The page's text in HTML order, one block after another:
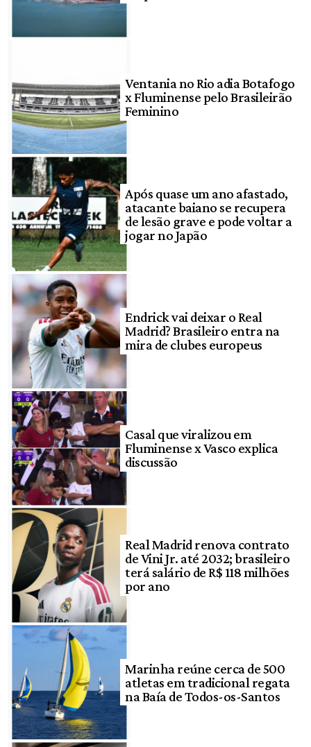
Ventania no Rio adia Botafogo
x Fluminense pelo Brasileirão
Feminino
Após quase um ano afastado,
atacante baiano se recupera
de lesão grave e pode voltar a
jogar no Japão
Endrick vai deixar o Real
Madrid? Brasileiro entra na
mira de clubes europeus
Casal que viralizou em
Fluminense x Vasco explica
discussão
Real Madrid renova contrato
de Vini Jr. até 2032; brasileiro
terá salário de R$ 118 milhões
por ano
Marinha reúne cerca de 500
atletas em tradicional regata
na Baía de Todos-os-Santos